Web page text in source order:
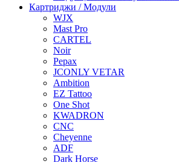
Картриджи / Модули
WJX
Mast Pro
CARTEL
Noir
Pepax
JCONLY VETAR
Ambition
EZ Tattoo
One Shot
KWADRON
CNC
Cheyenne
ADF
Dark Horse